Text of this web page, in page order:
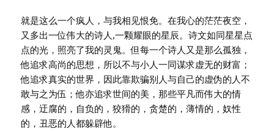
就是这么一个疯人，与我相见恨免。在我心的茫茫夜空，
又多出一位伟大的诗人,一颗耀眼的星辰。诗文如同星星点
点的光，照亮了我的灵鬼。但每一个诗人又是那么孤独，
他追求高尚的思想，所以不与小人一同谋求虚无的财富；
他追求真实的世界，因此靠欺骗别人与自己的虚伪的人不
敢与之为伍；他亦追求世间的美，那些平凡而伟大的情
感，迂腐的，自负的，狡猾的，贪楚的，薄情的，奴性
的，丑恶的人都躲辟他。